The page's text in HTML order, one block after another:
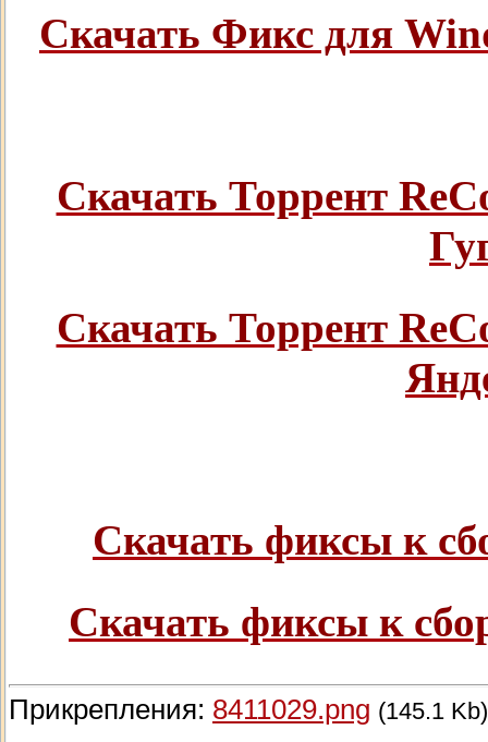
Скачать Фикс для
Скачать Торрент
Скачать Торрент
Скачать фиксы к
Скачать фиксы к
Прикрепления: 8411029.png (145.1 Kb)